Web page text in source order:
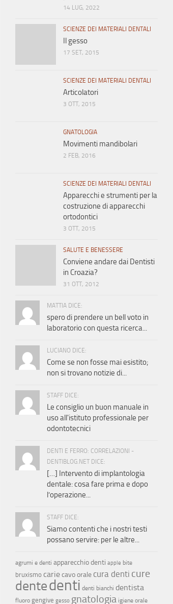
14 LUG, 2022
SCIENZE DEI MATERIALI DENTALI
Il gesso
17 SET, 2015
SCIENZE DEI MATERIALI DENTALI
Articolatori
3 OTT, 2015
GNATOLOGIA
Movimenti mandibolari
2 FEB, 2016
SCIENZE DEI MATERIALI DENTALI
Apparecchi e strumenti per la
costruzione di apparecchi
ortodontici
3 OTT, 2015
SALUTE E BENESSERE
Conviene andare dai Dentisti
in Croazia?
31 OTT, 2012
MATTIA DICE:
spero di prendere un bell voto in
laboratorio con questa ricerca...
LUCIANO DICE:
Come se non fosse mai esistito;
non si trovano notizie di...
STAFF DICE:
Le consiglio un buon manuale in
uso all'istituto professionale per
odontotecnici
DENTI E FERRO: CORRELAZIONI -
DENTIBLOG.NET DICE:
[…] Intervento di implantologia
dentale: cosa fare prima e dopo
l’operazione...
STAFF DICE:
Siamo contenti che i nostri testi
possano servire: per le altre...
agrumi e denti apparecchio denti apple bite
bruxismo cariecavo orale cura denti cure
dentedenti denti bianchi dentista
fluoro gengive gesso gnatologia igiene orale